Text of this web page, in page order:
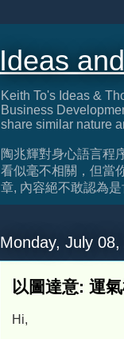
Ideas
Keith To's Ideas &
Business
share similar nature
陶兆輝對身心語言程
看似毫不相關，但當
章, 內容絕不敢認為
Monday, July 08,
以圖達意: 運
Hi,